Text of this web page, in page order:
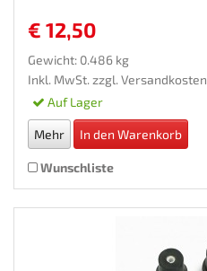
€ 12,50
Gewicht: 0.486 kg
Inkl. MwSt. zzgl. Versandkosten
Auf Lager
Mehr In den Warenkorb
Wunschliste